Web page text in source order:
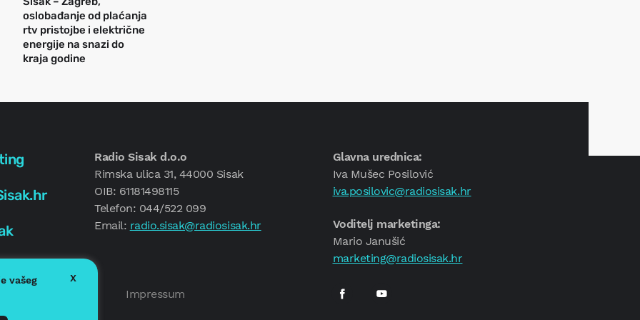
oslobađanje od plaćanja
rtv pristojbe i električne
energije na snazi do
kraja godine
Radio Sisak d.o.o
Rimska ulica 31, 44000 Sisak
OIB: 61181498115
Telefon: 044/522 099
Email: radio.sisak@radiosisak.hr
Glavna urednica:
Iva Mušec Posilović
iva.posilovic@radiosisak.hr
Voditelj marketinga:
Mario Janušić
marketing@radiosisak.hr
Impressum
vašeg
X